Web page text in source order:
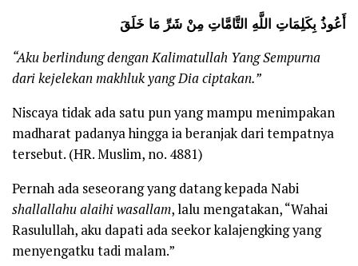
أَعُوذُ بِكَلِمَاتِ اللَّهِ التَّامَّاتِ مِنْ شَرِّ مَا خَلَقَ
“Aku berlindung dengan Kalimatullah Yang Sempurna
dari kejelekan makhluk yang Dia ciptakan.”
Niscaya tidak ada satu pun yang mampu menimpakan
madharat padanya hingga ia beranjak dari tempatnya
tersebut. (HR. Muslim, no. 4881)
Pernah ada seseorang yang datang kepada Nabi
shallallahu alaihi wasallam, lalu mengatakan, “Wahai
Rasulullah, aku dapati ada seekor kalajengking yang
menyengatku tadi malam.”